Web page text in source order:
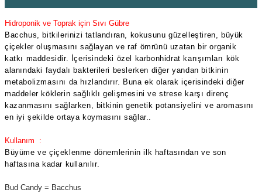
Yorum Yaz Fiyatı Düşünce Haber
Hidroponik ve Toprak için Sıvı Gübre
Bacchus, bitkilerinizi tatlandıran, kokusunu güzelleştiren, büyük
çiçekler oluşmasını sağlayan ve raf ömrünü uzatan bir organik
katkı maddesidir. İçerisindeki özel karbonhidrat karışımları kök
alanındaki faydalı bakterileri beslerken diğer yandan bitkinin
metabolizmasını da hızlandırır. Buna ek olarak içerisindeki diğer
maddeler köklerin sağlıklı gelişmesini ve strese karşı direnç
kazanmasını sağlarken, bitkinin genetik potansiyelini ve aromasını
en iyi şekilde ortaya koymasını sağlar.
Kullanım :
Büyüme ve çiçeklenme dönemlerinin ilk haftasından ve son
haftasına kadar kullanılır.
Bud Candy = Bacchus